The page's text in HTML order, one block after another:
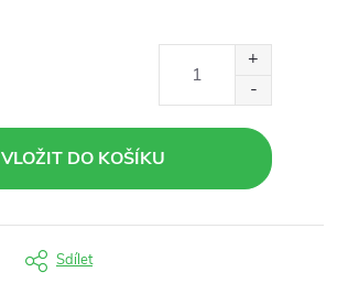
VLOŽIT DO KOŠÍKU
Sdílet